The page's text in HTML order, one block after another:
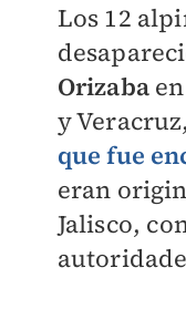
Los 12
Orizabaen
y
que fue
eran
Jalisco,